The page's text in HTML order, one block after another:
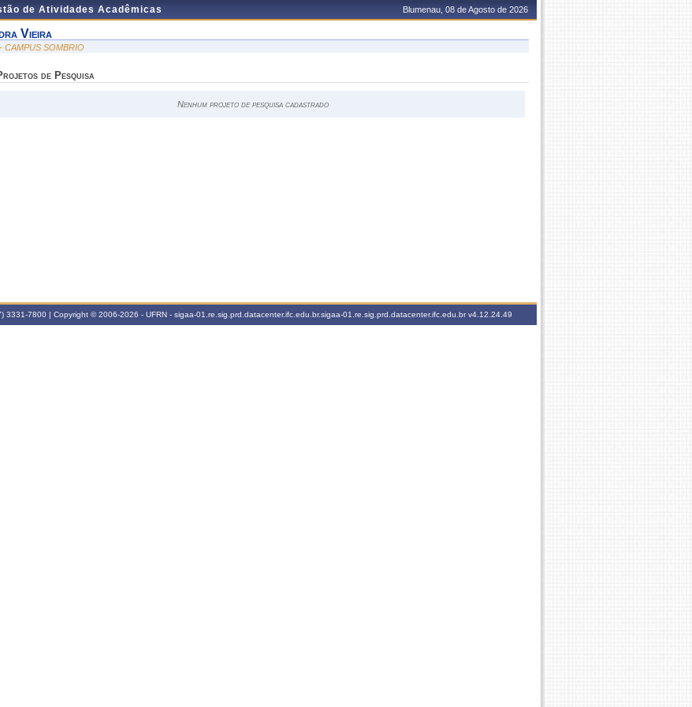
de Atividades Acadêmicas Blumenau, 08 de Agosto de 2026
Vieira
CAMPUS SOMBRIO
de Pesquisa
Nenhum projeto de pesquisa cadastrado
3331-7800 | Copyright © 2006-2026 - UFRN - sigaa-01.re.sig.prd.datacenter.ifc.edu.br.sigaa-01.re.sig.prd.datacenter.ifc.edu.brv4.12.24.49